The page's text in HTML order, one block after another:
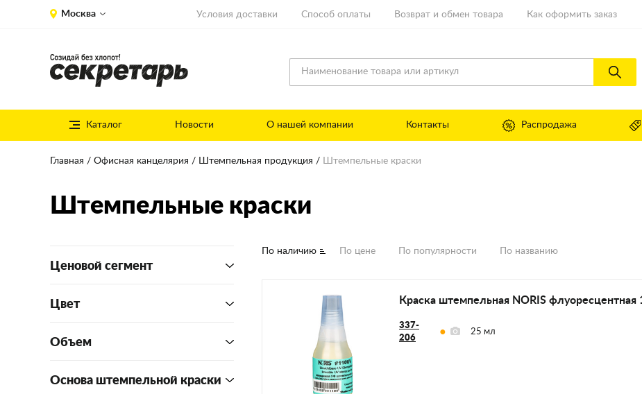
Москва Условия доставки Способ оплаты Возврат и обмен товара Как оформить заказ
Каталог Новости О нашей компании Контакты Распродажа
Главная Офисная канцелярия Штемпельная продукция Штемпельные краски
Штемпельные краски
Ценовой сегмент
Цвет
Объем
Основа штемпельной краски
По наличию По цене По популярности По названию
Краска штемпельная NORIS флуоресцентная
337-
206
25 мл